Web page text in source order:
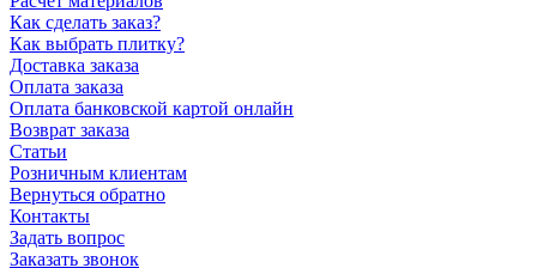
Как сделать заказ?
Как выбрать плитку?
Доставка заказа
Оплата заказа
Оплата банковской картой онлайн
Возврат заказа
Статьи
Розничным клиентам
Вернуться обратно
Контакты
Задать вопрос
Заказать звонок